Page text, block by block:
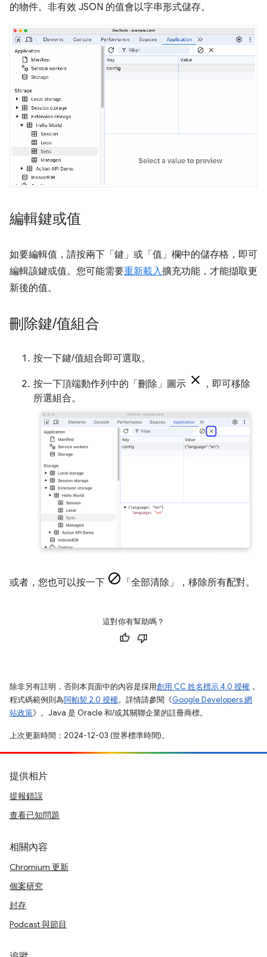
的物件。非有效 JSON 的值會以字串形式儲存。
編輯鍵或值
如要編輯值，請按兩下「鍵」或「值」欄中的儲存格，即可
編輯該鍵或值。您可能需要重新載入擴充功能，才能擷取更
新後的值。
刪除鍵/值組合
按一下鍵/值組合即可選取。
按一下頂端動作列中的「刪除」圖示
，即可移除
所選組合。
或者，您也可以按一下 「全部清除」 ，移除所有配對。
這對你有幫助嗎？
除非另有註明，否則本頁面中的內容是採用創用 CC 姓名標示 4.0 授權 ，
程式碼範例則為阿帕契 2.0 授權。詳情請參閱《Google Developers 網
站政策》。Java 是 Oracle 和/或其關聯企業的註冊商標。
上次更新時間：2024-12-03 (世界標準時間)。
提供相片
提報錯誤
查看已知問題
相關內容
Chromium 更新
個案研究
封存
Podcast 與節目